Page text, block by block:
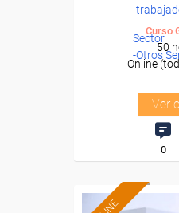
Sector
-Otros
Curso
50
Online
Ver
0